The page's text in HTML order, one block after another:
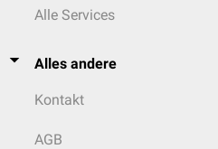
Alle Services
Alles andere
Kontakt
AGB